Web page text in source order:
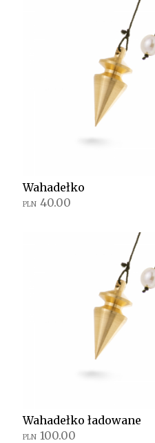
Wahadełko
PLN 40.00
Wahadełko ładowane
PLN 100.00